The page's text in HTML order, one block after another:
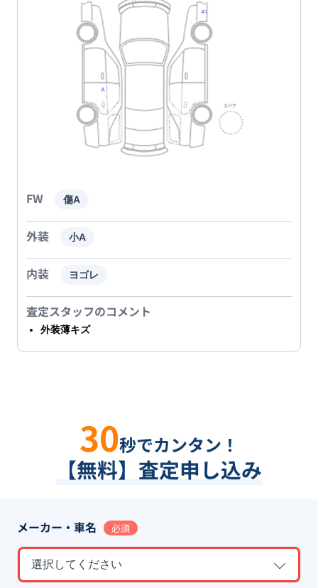
FW 傷A
外装 小A
内装 ヨゴレ
査定スタッフのコメント
外装薄キズ
30秒でカンタン！
【無料】査定申し込み
メーカー・車名 必須
選択してください